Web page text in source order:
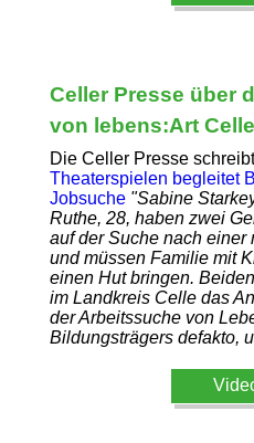
Celler Presse über
von lebens:Art Celle
Die Celler Presse
Theaterspielen begleitet
Jobsuche "Sabine
Ruthe, 28, haben zwei
auf der Suche nach einer
und müssen Familie mit
einen Hut bringen.
im Landkreis Celle das
der Arbeitssuche von
Bildungsträgers defakto,